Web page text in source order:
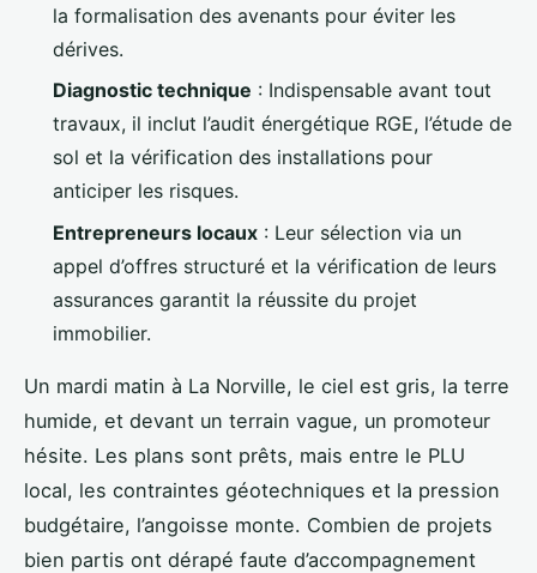
la formalisation des avenants pour éviter les
dérives.
Diagnostic technique : Indispensable avant tout
travaux, il inclut l’audit énergétique RGE, l’étude de
sol et la vérification des installations pour
anticiper les risques.
Entrepreneurs locaux : Leur sélection via un
appel d’offres structuré et la vérification de leurs
assurances garantit la réussite du projet
immobilier.
Un mardi matin à La Norville, le ciel est gris, la terre
humide, et devant un terrain vague, un promoteur
hésite. Les plans sont prêts, mais entre le PLU
local, les contraintes géotechniques et la pression
budgétaire, l’angoisse monte. Combien de projets
bien partis ont dérapé faute d’accompagnement